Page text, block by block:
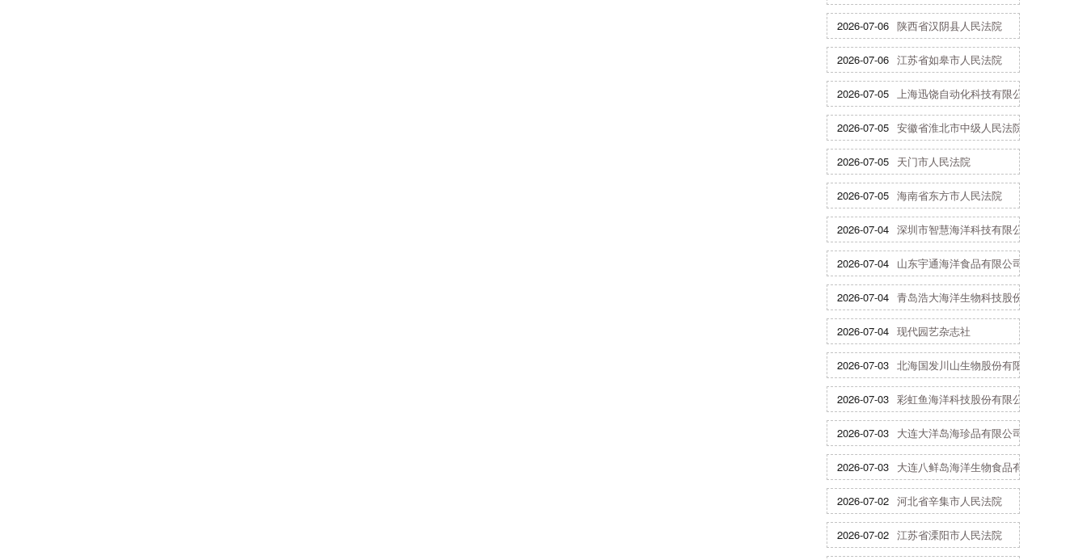
2026-07-06 陕西省汉阴县人民法院
2026-07-06 江苏省如皋市人民法院
2026-07-05 上海迅饶自动化科技有限公司
2026-07-05 安徽省淮北市中级人民法院
2026-07-05 天门市人民法院
2026-07-05 海南省东方市人民法院
2026-07-04 深圳市智慧海洋科技有限公司
2026-07-04 山东宇通海洋食品有限公司
2026-07-04 青岛浩大海洋生物科技股份有限公司
2026-07-04 现代园艺杂志社
2026-07-03 北海国发川山生物股份有限公司
2026-07-03 彩虹鱼海洋科技股份有限公司
2026-07-03 大连大洋岛海珍品有限公司
2026-07-03 大连八鲜岛海洋生物食品有限公司
2026-07-02 河北省辛集市人民法院
2026-07-02 江苏省溧阳市人民法院